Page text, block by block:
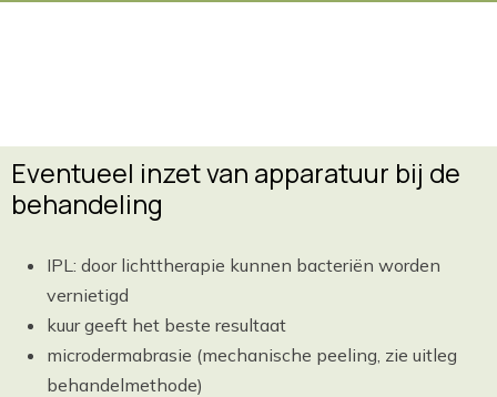
Eventueel inzet van apparatuur bij de
behandeling
IPL: door lichttherapie kunnen bacteriën worden
vernietigd
kuur geeft het beste resultaat
microdermabrasie (mechanische peeling, zie uitleg
behandelmethode)